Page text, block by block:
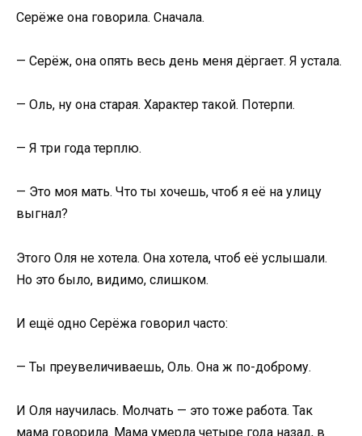
Серёже она говорила. Сначала.
— Серёж, она опять весь день меня дёргает. Я устала.
— Оль, ну она старая. Характер такой. Потерпи.
— Я три года терплю.
— Это моя мать. Что ты хочешь, чтоб я её на улицу
выгнал?
Этого Оля не хотела. Она хотела, чтоб её услышали.
Но это было, видимо, слишком.
И ещё одно Серёжа говорил часто:
— Ты преувеличиваешь, Оль. Она ж по-доброму.
И Оля научилась. Молчать — это тоже работа. Так
мама говорила. Мама умерла четыре года назад, в